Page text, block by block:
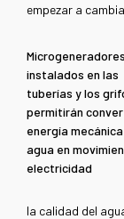
empezar a
Microgeneradores
instalados en las
tuberías y los
permitirán
energía
agua en
electricidad
la calidad del